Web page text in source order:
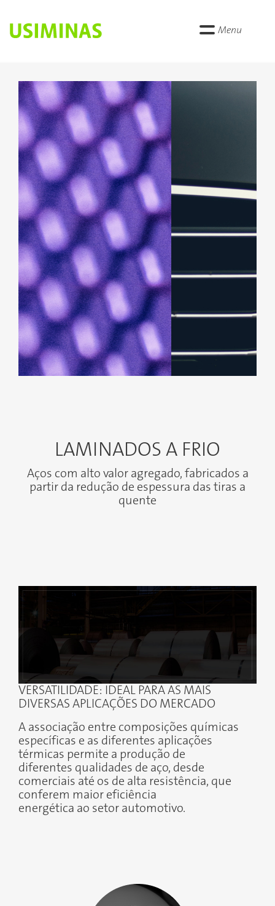
Menu
Anterior
LAMINADOS A FRIO
Aços com alto valor agregado, fabricados a
partir da redução de espessura das tiras a
quente
VERSATILIDADE: IDEAL PARA AS MAIS
DIVERSAS APLICAÇÕES DO MERCADO
A associação entre composições químicas
específicas e as diferentes aplicações
térmicas permite a produção de
diferentes qualidades de aço, desde
comerciais até os de alta resistência, que
conferem maior eficiência
energética ao setor automotivo.